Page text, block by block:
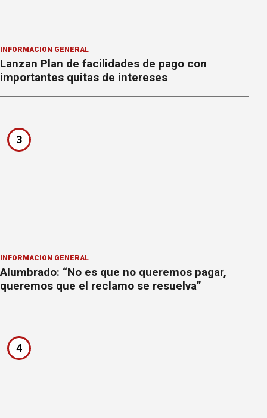
INFORMACION GENERAL
Lanzan Plan de facilidades de pago con
importantes quitas de intereses
3
INFORMACION GENERAL
Alumbrado: “No es que no queremos pagar,
queremos que el reclamo se resuelva”
4